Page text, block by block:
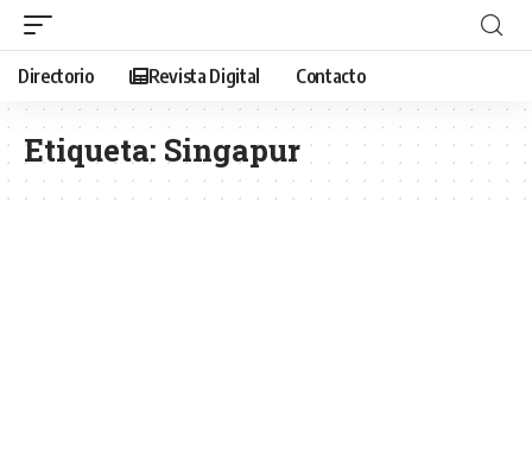
Directorio Revista Digital Contacto
Etiqueta: Singapur